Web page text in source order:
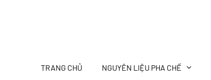
TRANG CHỦ NGUYÊN LIỆU PHA CHẾ